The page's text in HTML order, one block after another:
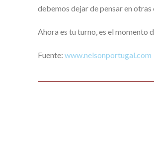
debemos dejar de pensar en
Ahora es tu turno, es el momento
Fuente: www.nelsonportugal.com